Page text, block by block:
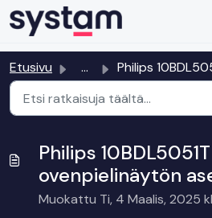
Siirry pääsisältöön
Etusivu ... Philips 10BDL5051T ovenpielinäytön
Philips 10BDL5051T
ovenpielinäytön
Muokattu Ti, 4 Maalis, 2025